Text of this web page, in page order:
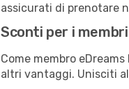
assicurati di prenotare
Sconti per i
Come membro
altri vantaggi. Unisciti